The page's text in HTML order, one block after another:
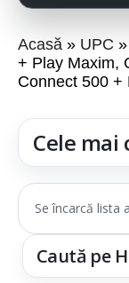
Acasă UPC
+ Play Maxim,
Connect 500 +
Cele
Se încarcă lista
Caută pe